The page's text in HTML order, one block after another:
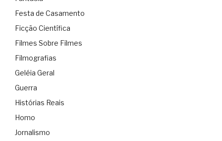
Festa de Casamento
Ficção Científica
Filmes Sobre Filmes
Filmografias
Geléia Geral
Guerra
Histórias Reais
Homo
Jornalismo